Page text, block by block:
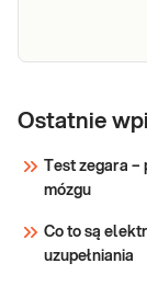
216 IgG -
Ostatnie
Test zegara –
mózgu
Co to są
uzupełniania